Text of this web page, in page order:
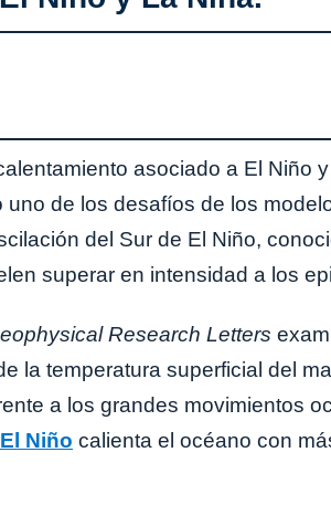
asociado a El Niño
uno de los desafíos de los
del Sur de El Niño,
superar en intensidad a los
Research Letters
la temperatura superficial del
a los grandes movimientos
El Niño calienta el océano con